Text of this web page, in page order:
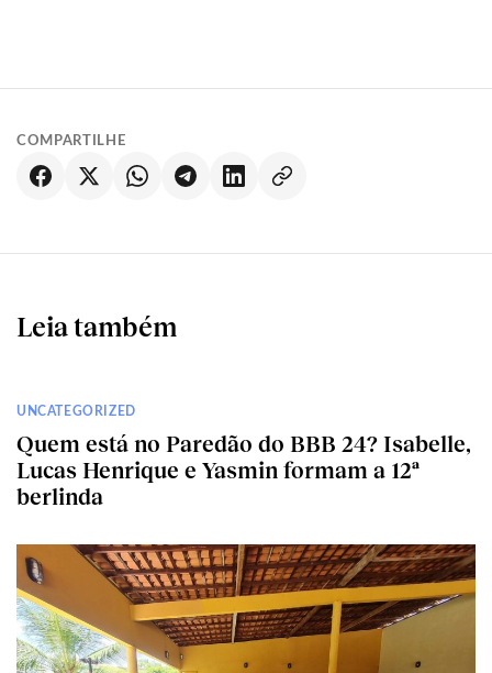
COMPARTILHE
Leia também
UNCATEGORIZED
Quem está no Paredão do BBB 24? Isabelle,
Lucas Henrique e Yasmin formam a 12ª
berlinda